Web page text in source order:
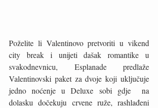
Poželite li Valentinovo pretvoriti u vikend
city break i unijeti dašak romantike u
svakodnevnicu, Esplanade predlaže
Valentinovski paket za dvoje koji uključuje
jedno noćenje u Deluxe sobi gdje  na
dolasku dočekuju crvene ruže, rashlađeni